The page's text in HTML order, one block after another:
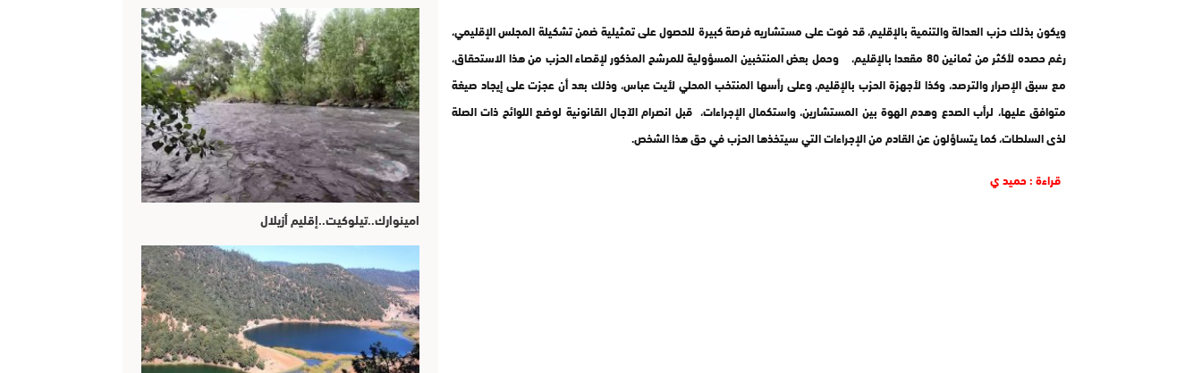
ويكون بذلك حزب العدالة والتنمية بالإقليم، قد فوت على مستشاريه فرصة كبيرة للحصول على تمثيلية ضمن تشكيلة المجلس الإقليمي،
رغم حصده لأكثر من ثمانين 80 مقعدا بالإقليم، وحمل بعض المنتخبين المسؤولية للمرشح المذكور لإقصاء الحزب من هذا الاستحقاق،
مع سبق الإصرار والترصد، وكذا لأجهزة الحزب بالإقليم، وعلى رأسها المنتخب المحلي لأيت عباس، وذلك بعد أن عجزت على إيجاد صيغة
متوافق عليها، لرأب الصدع وهدم الهوة بين المستشارين، واستكمال الإجراءات، قبل انصرام الآجال القانونية لوضع اللوائح ذات الصلة
لذى السلطات، كما يتساؤلون عن القادم من الإجراءات التي سيتخذها الحزب في حق هذا الشخص.
قراءة : حميد ي
امينوارك..تيلوكيت..إقليم أزيلال